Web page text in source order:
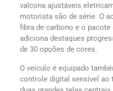
valcona ajustáveis
motorista são de série. O
fibra de carbono e o
adiciona destaques
de 30 opções de cores.
O veículo é equipado
controle digital sensível ao